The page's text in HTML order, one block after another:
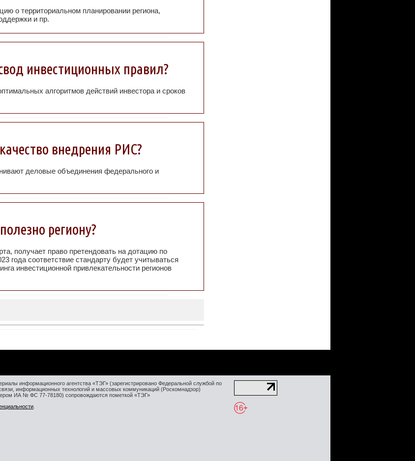
о территориальном планировании региона,
и пр.
инвестиционных правил?
алгоритмов действий инвестора и сроков
внедрения РИС?
деловые объединения федерального и
региону?
получает право претендовать на дотацию по
года соответствие стандарту будет учитываться
инвестиционной привлекательности регионов
информационного агентства «ТЭГ» (зарегистрировано Федеральной службой по
информационных технологий и массовых коммуникаций (Роскомнадзор)
ИА № ФС 77-78180) сопровождаются пометкой «ТЭГ»